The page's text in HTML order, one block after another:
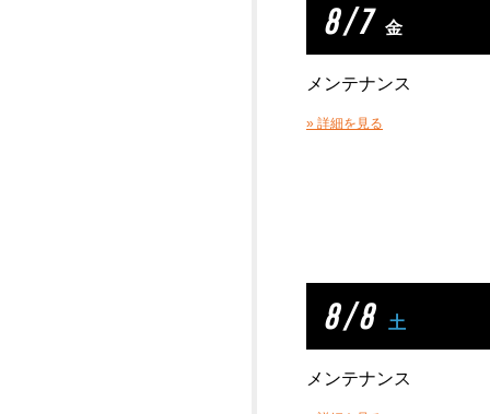
8 / 7 金
メンテナンス
» 詳細を見る
8 / 8 土
メンテナンス